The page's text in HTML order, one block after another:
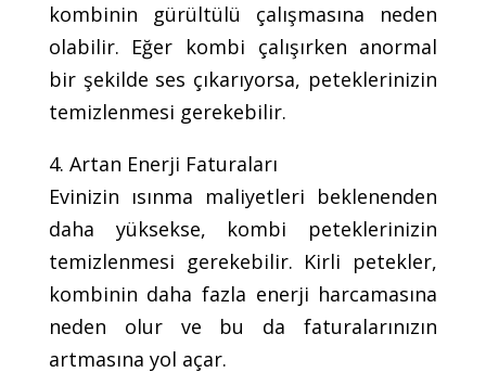
kombinin gürültülü çalışmasına neden
olabilir. Eğer kombi çalışırken anormal
bir şekilde ses çıkarıyorsa, peteklerinizin
temizlenmesi gerekebilir.
4. Artan Enerji Faturaları
Evinizin ısınma maliyetleri beklenenden
daha yüksekse, kombi peteklerinizin
temizlenmesi gerekebilir. Kirli petekler,
kombinin daha fazla enerji harcamasına
neden olur ve bu da faturalarınızın
artmasına yol açar.